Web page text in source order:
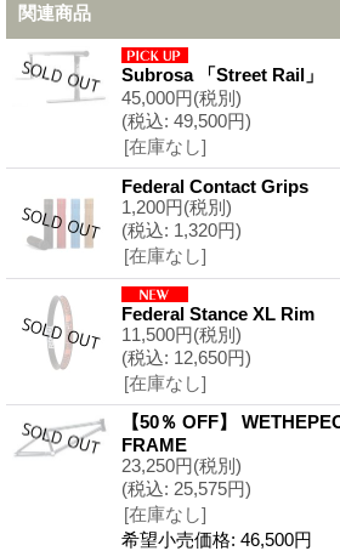
関連商品
Subrosa 「Street Rail」
45,000円(税別)
(税込: 49,500円)
[在庫なし]
Federal Contact Grips
1,200円(税別)
(税込: 1,320円)
[在庫なし]
Federal Stance XL Rim
11,500円(税別)
(税込: 12,650円)
[在庫なし]
【50％ OFF】
FRAME
23,250円(税別)
(税込: 25,575円)
[在庫なし]
希望小売価格: 46,500円